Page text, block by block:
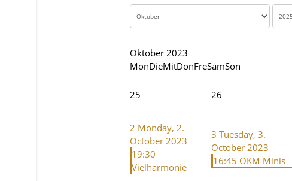
Oktober 2023
MonDieMitDonFreSamSon
25 26
2 Monday, 2.
October 2023
19:30
Vielharmonie
3 Tuesday, 3.
October 2023
16:45 OKM Minis